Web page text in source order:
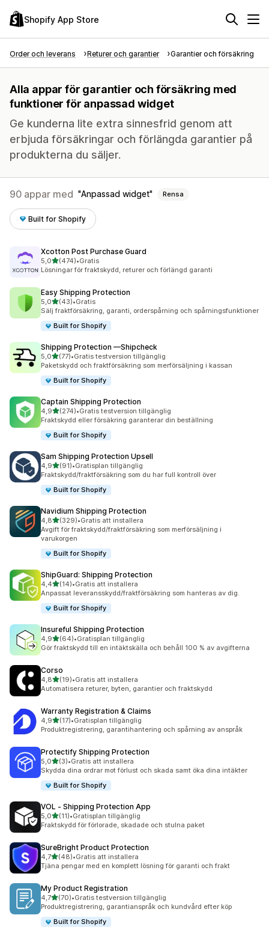
Shopify App Store
Order och leverans Returer och garantier Garantier och försäkring
Alla appar för garantier och försäkring med
funktioner för anpassad widget
Ge kunderna lite extra sinnesfrid genom att
erbjuda försäkringar och förlängda garantier på
produkterna du säljer.
90 appar med Anpassad widget Rensa
Built for Shopify
Xcotton Post Purchase Guard
5,0av 5 stjärnor
(474)
474 recensioner totalt
•Gratis
Lösningar för fraktskydd, returer och förlängd garanti
Easy Shipping Protection
5,0av 5 stjärnor
(43)
43 recensioner totalt
•Gratis
Sälj fraktförsäkring, garanti, orderspårning och spårningsfunktioner
Built for Shopify
Shipping Protection —Shipcheck
5,0av 5 stjärnor
(77)
77 recensioner totalt
•Gratis testversion tillgänglig
Paketskydd och fraktförsäkring som merförsäljning i kassan
Built for Shopify
Captain Shipping Protection
4,9av 5 stjärnor
(274)
274 recensioner totalt
•Gratis testversion tillgänglig
Fraktskydd eller försäkring garanterar din beställning
Built for Shopify
Sam Shipping Protection Upsell
4,9av 5 stjärnor
(91)
91 recensioner totalt
•Gratisplan tillgänglig
Fraktskydd/fraktförsäkring som du har full kontroll över
Built for Shopify
Navidium Shipping Protection
4,8av 5 stjärnor
(329)
329 recensioner totalt
•Gratis att installera
Avgift för fraktskydd/fraktförsäkring som merförsäljning i
varukorgen
Built for Shopify
ShipGuard: Shipping Protection
4,4av 5 stjärnor
(14)
14 recensioner totalt
•Gratis att installera
Anpassat leveransskydd/fraktförsäkring som hanteras av dig.
Built for Shopify
Insureful Shipping Protection
4,9av 5 stjärnor
(64)
64 recensioner totalt
•Gratisplan tillgänglig
Gör fraktskydd till en intäktskälla och behåll 100 % av avgifterna
Corso
4,8av 5 stjärnor
(19)
19 recensioner totalt
•Gratis att installera
Automatisera returer, byten, garantier och fraktskydd
Warranty Registration & Claims
4,9av 5 stjärnor
(17)
17 recensioner totalt
•Gratisplan tillgänglig
Produktregistrering, garantihantering och spårning av anspråk
Protectify Shipping Protection
5,0av 5 stjärnor
(3)
3 recensioner totalt
•Gratis att installera
Skydda dina ordrar mot förlust och skada samt öka dina intäkter
Built for Shopify
VOL ‑ Shipping Protection App
5,0av 5 stjärnor
(11)
11 recensioner totalt
•Gratisplan tillgänglig
Fraktskydd för förlorade, skadade och stulna paket
SureBright Product Protection
4,7av 5 stjärnor
(48)
48 recensioner totalt
•Gratis att installera
Tjäna pengar med en komplett lösning för garanti och frakt
My Product Registration
4,7av 5 stjärnor
(70)
70 recensioner totalt
•Gratis testversion tillgänglig
Produktregistrering, garantianspråk och kundvård efter köp
Built for Shopify